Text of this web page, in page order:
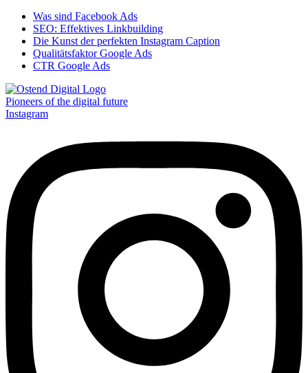
Was sind Facebook Ads
SEO: Effektives Linkbuilding
Die Kunst der perfekten Instagram Caption
Qualitätsfaktor Google Ads
CTR Google Ads
Pioneers of the digital future
Instagram